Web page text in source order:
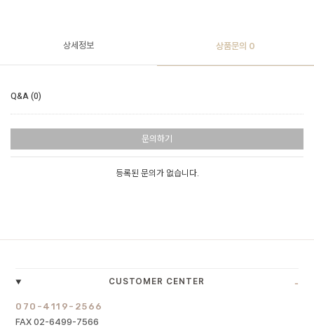
상세정보 상품문의 0
Q&A (0)
문의하기
등록된 문의가 없습니다.
CUSTOMER CENTER -
070-4119-2566
FAX 02-6499-7566